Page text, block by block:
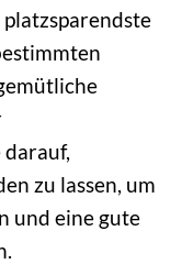
zu lassen, um
und eine gute